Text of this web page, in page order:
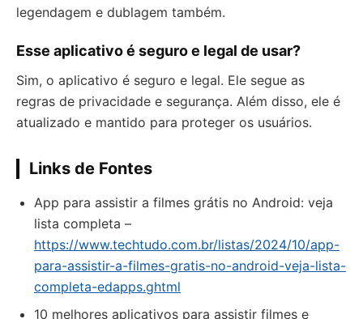
legendagem e dublagem também.
Esse aplicativo é seguro e legal de usar?
Sim, o aplicativo é seguro e legal. Ele segue as
regras de privacidade e segurança. Além disso, ele é
atualizado e mantido para proteger os usuários.
Links de Fontes
App para assistir a filmes grátis no Android: veja
lista completa –
https://www.techtudo.com.br/listas/2024/10/app-
para-assistir-a-filmes-gratis-no-android-veja-lista-
completa-edapps.ghtml
10 melhores aplicativos para assistir filmes e